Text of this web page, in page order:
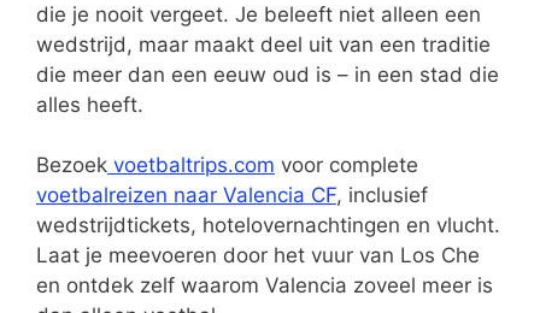
die je nooit vergeet. Je beleeft niet alleen een
wedstrijd, maar maakt deel uit van een traditie
die meer dan een eeuw oud is – in een stad die
alles heeft.
Bezoek voetbaltrips.com voor complete
voetbalreizen naar Valencia CF, inclusief
wedstrijdtickets, hotelovernachtingen en vlucht.
Laat je meevoeren door het vuur van Los Che
en ontdek zelf waarom Valencia zoveel meer is